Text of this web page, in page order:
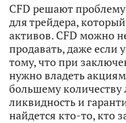
CFD решают
для трейдера,
активов. CFD можно
продавать, даже если
тому, что при
нужно владеть
большему количеству
ликвидность и
найдется кто-то, кто